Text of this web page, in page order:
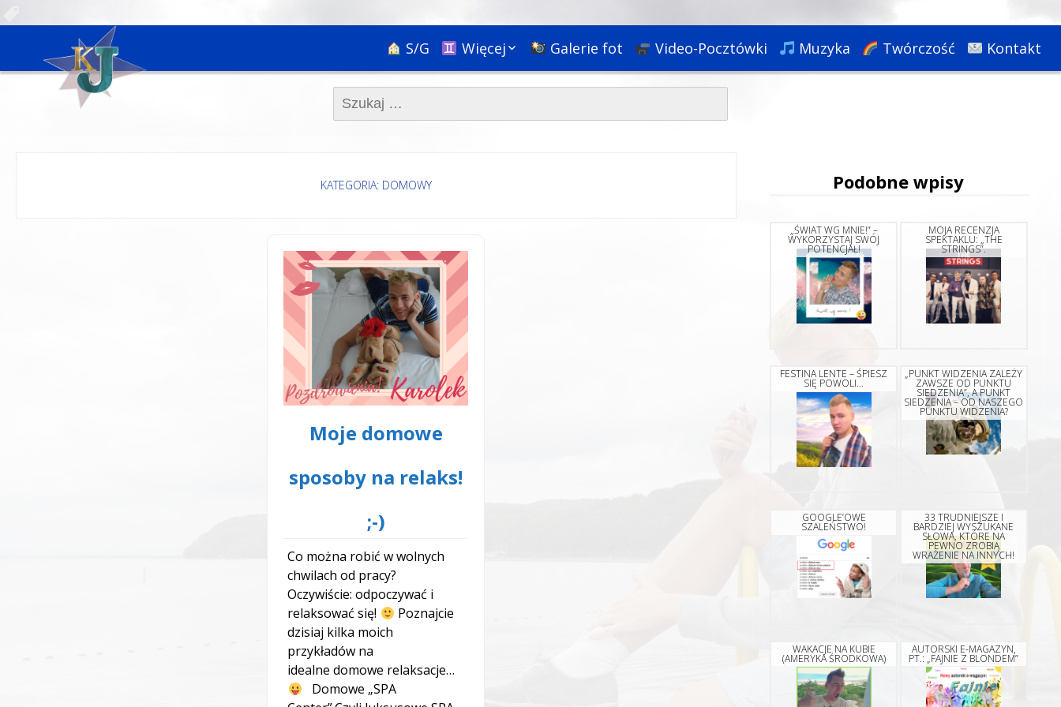
S/G
Więcej
Ciekawostki
Podróże
Galerie fot Video-Pocztówki Muzyka Twórczość Kontakt
Szukaj:
KATEGORIA: DOMOWY
Moje domowe
sposoby na relaks!
;-)
Co można robić w wolnych
chwilach od pracy?
Oczywiście: odpoczywać i
relaksować się!
Poznajcie
dzisiaj kilka moich
przykładów na
idealne domowe relaksacje…
Domowe „SPA
Podobne wpisy
„ŚWIAT WG MNIE!” –
WYKORZYSTAJ SWÓJ
POTENCJAŁ!
MOJA RECENZJA
SPEKTAKLU: „THE
STRINGS”.
FESTINA LENTE – ŚPIESZ
SIĘ POWOLI…
„PUNKT WIDZENIA ZALEŻY
ZAWSZE OD PUNKTU
SIEDZENIA”, A PUNKT
SIEDZENIA – OD NASZEGO
PUNKTU WIDZENIA?
GOOGLE’OWE
SZALEŃSTWO!
33 TRUDNIEJSZE I
BARDZIEJ WYSZUKANE
SŁOWA, KTÓRE NA
PEWNO ZROBIĄ
WRAŻENIE NA INNYCH!
WAKACJE NA KUBIE
(AMERYKA ŚRODKOWA)
AUTORSKI E-MAGAZYN,
PT.: „FAJNIE Z BLONDEM”